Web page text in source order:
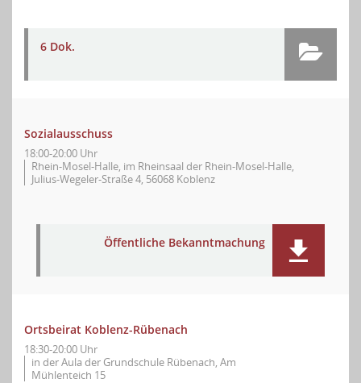
6 Dok.
Sozialausschuss
18:00-20:00 Uhr
Rhein-Mosel-Halle, im Rheinsaal der Rhein-Mosel-Halle,
Julius-Wegeler-Straße 4, 56068 Koblenz
Öffentliche Bekanntmachung
Ortsbeirat Koblenz-Rübenach
18:30-20:00 Uhr
in der Aula der Grundschule Rübenach, Am
Mühlenteich 15